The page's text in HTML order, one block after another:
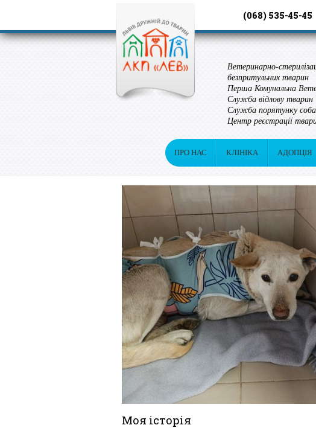
(068) 535-45-45
Ветеринарно-
безпритульних тварин
Перша Комунальна
Служба відлову тварин
Служба порятунку
Центр реєстрації
ПРО НАС КЛІНІКА АДОПЦІЯ
Моя історія